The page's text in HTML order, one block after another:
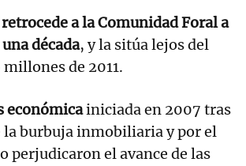
a la Comunidad Foral a
década, y la sitúa lejos del
de 2011.
económicainiciada en 2007 tras
la burbuja inmobiliaria y por el
perjudicaron el avance de las